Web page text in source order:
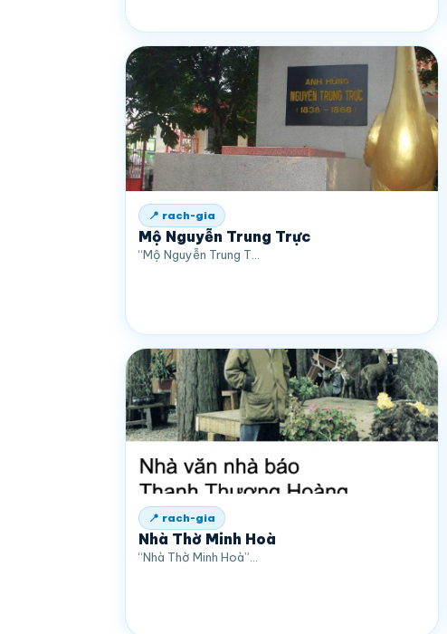
📍 rach-gia
Mộ Nguyễn Trung Trực
“Mộ Nguyễn Trung T…
📍 rach-gia
Nhà Thờ Minh Hoà
“Nhà Thờ Minh Hoà”…